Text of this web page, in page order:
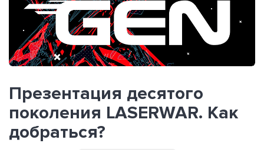
Презентация десятого
поколения LASERWAR. Как
добраться?